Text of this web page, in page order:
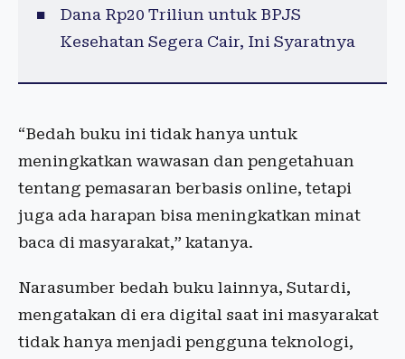
Dana Rp20 Triliun untuk BPJS
Kesehatan Segera Cair, Ini Syaratnya
“Bedah buku ini tidak hanya untuk
meningkatkan wawasan dan pengetahuan
tentang pemasaran berbasis online, tetapi
juga ada harapan bisa meningkatkan minat
baca di masyarakat,” katanya.
Narasumber bedah buku lainnya, Sutardi,
mengatakan di era digital saat ini masyarakat
tidak hanya menjadi pengguna teknologi,